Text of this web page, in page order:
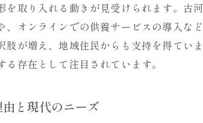
仕事と生活に
古河市で人気
時間や手間を
を取り入れる動きが見受けられます。古
、オンラインでの供養サービスの導入
肢が増え、地域住民からも支持を得て
存在として注目されています。
と現代のニーズ